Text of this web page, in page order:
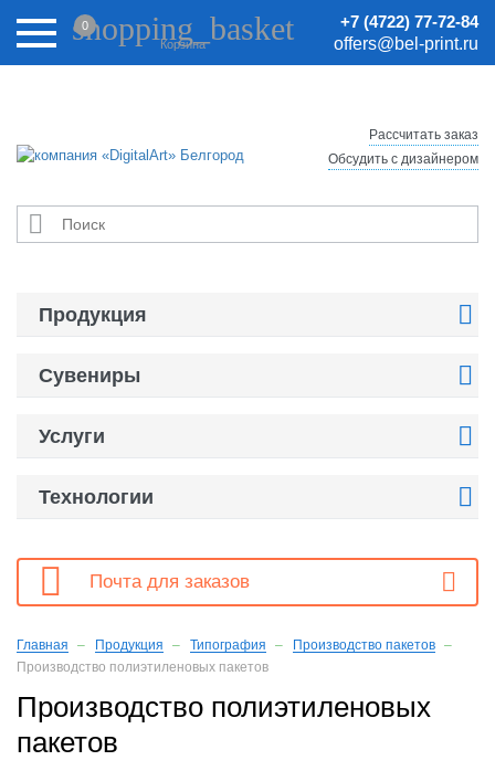
Внимание! Цены на сайте могут быть неактуальными.
Актуальные цены уточняйте у менеджеров.
+7 (4722) 77-72-84
offers@bel-print.ru
shopping_basket
Корзина
0

Рассчитать заказ
Обсудить с дизайнером
Продукция 
Сувениры 
Услуги 
Технологии 
 Почта для заказов
Главная Продукция Типография
Производство пакетов
Производство полиэтиленовых пакетов
Производство полиэтиленовых
пакетов